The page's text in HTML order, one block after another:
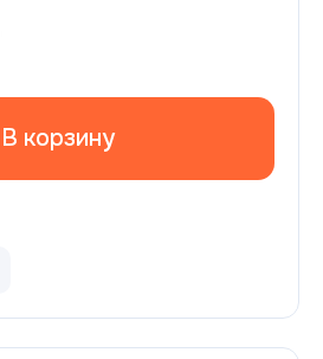
В корзину